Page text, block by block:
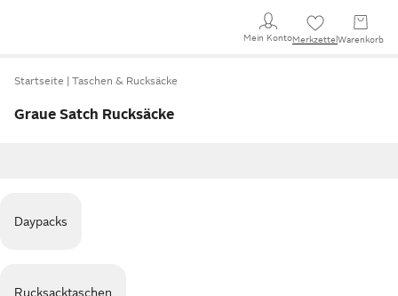
Mein KontoMerkzettel Warenkorb
Startseite Taschen & Rucksäcke
Graue Satch Rucksäcke
Daypacks
Rucksacktaschen